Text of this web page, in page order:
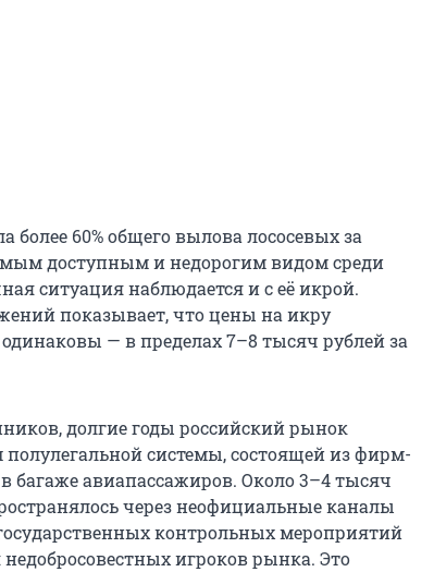
более 60% общего вылова лососевых за
доступным и недорогим видом среди
ситуация наблюдается и с её икрой.
показывает, что цены на икру
— в пределах 7–8 тысяч рублей за
долгие годы российский рынок
системы, состоящей из фирм-
багаже авиапассажиров. Около 3–4 тысяч
через неофициальные каналы
контрольных мероприятий
игроков рынка. Это